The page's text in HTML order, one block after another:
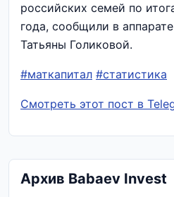
российских семей по
года, сообщили в
Татьяны Голиковой.
#маткапитал #статистика
Смотреть этот пост в
Архив Babaev Invest